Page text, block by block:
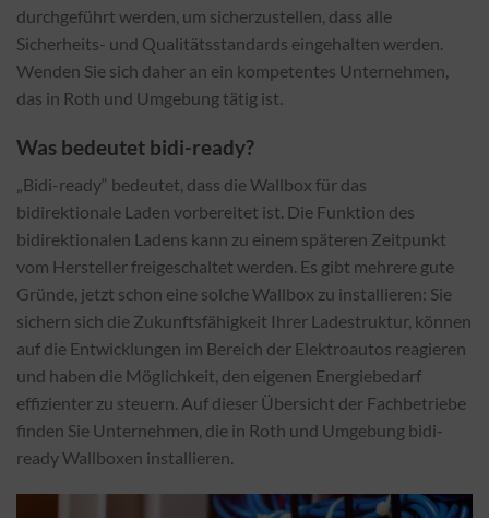
durchgeführt werden, um sicherzustellen, dass alle
Sicherheits- und Qualitätsstandards eingehalten werden.
Wenden Sie sich daher an ein kompetentes Unternehmen,
das in Roth und Umgebung tätig ist.
Was bedeutet bidi-ready?
„Bidi-ready“ bedeutet, dass die Wallbox für das
bidirektionale Laden vorbereitet ist. Die Funktion des
bidirektionalen Ladens kann zu einem späteren Zeitpunkt
vom Hersteller freigeschaltet werden. Es gibt mehrere gute
Gründe, jetzt schon eine solche Wallbox zu installieren: Sie
sichern sich die Zukunftsfähigkeit Ihrer Ladestruktur, können
auf die Entwicklungen im Bereich der Elektroautos reagieren
und haben die Möglichkeit, den eigenen Energiebedarf
effizienter zu steuern. Auf dieser Übersicht der Fachbetriebe
finden Sie Unternehmen, die in Roth und Umgebung bidi-
ready Wallboxen installieren.